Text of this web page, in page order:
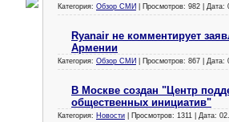
Категория: Обзор СМИ | Просмотров: 982 | Дата:
Ryanair не комментирует
Армении
Категория: Обзор СМИ | Просмотров: 867 | Дата:
В Москве создан "Центр
общественных инициатив"
Категория: Новости | Просмотров: 1311 | Дата: